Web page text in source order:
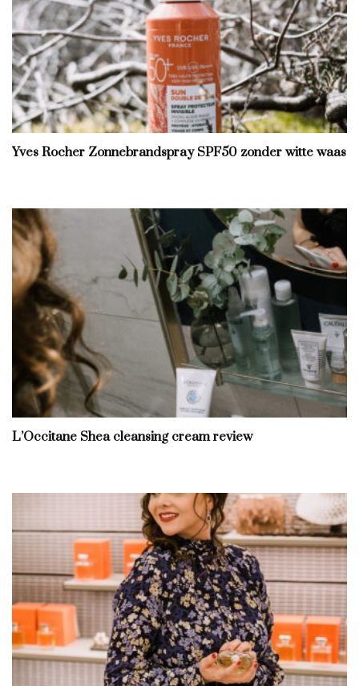
Yves Rocher Zonnebrandspray SPF50 zonder witte waas
L’Occitane Shea cleansing cream review